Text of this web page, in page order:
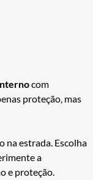
com
proteção, mas
na estrada. Escolha
a
e proteção.